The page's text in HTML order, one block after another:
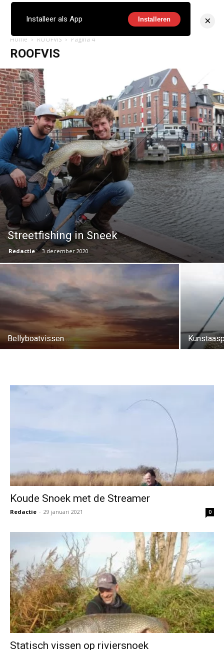
Home ROOFVIS Pagina 4
ROOFVIS
Streetfishing in Sneek
Redactie - 3 december 2020
Bellyboatvissen…
Koude Snoek met de Streamer
Redactie - 29 januari 2021 0
Statisch vissen op riviersnoek
Installeer als App Installeren ×